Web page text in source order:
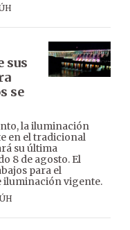
sus
se
la iluminación
en el tradicional
su última
8 de agosto. El
para el
iluminación vigente.